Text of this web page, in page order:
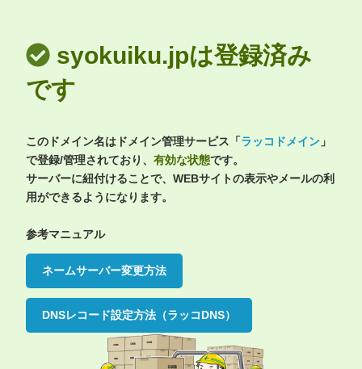
syokuiku.jpは登録済み
です
このドメイン名はドメイン管理サービス「ラッコドメイン 」
で登録/管理されており、 有効な状態です。
サーバーに紐付けることで、WEBサイトの表示やメールの利
用ができるようになります。
参考マニュアル
ネームサーバー変更方法
DNSレコード設定方法（ラッコDNS）